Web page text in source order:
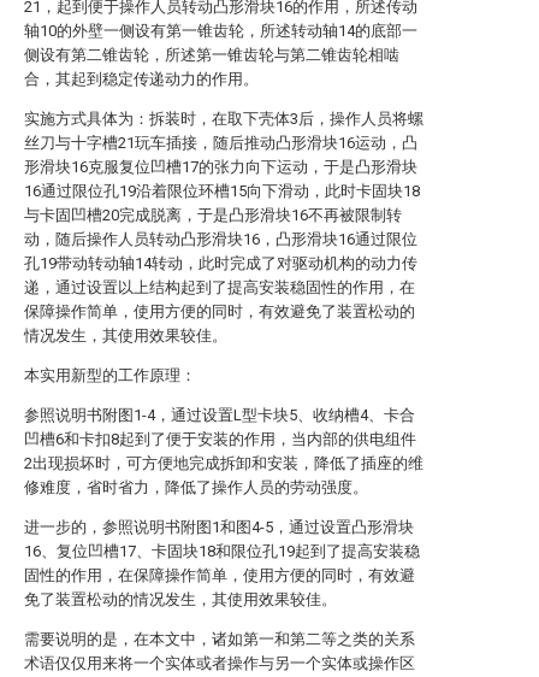
21，起到便于操作人员转动凸形滑块16的作用，所述传动
轴10的外壁一侧设有第一锥齿轮，所述转动轴14的底部一
侧设有第二锥齿轮，所述第一锥齿轮与第二锥齿轮相啮
合，其起到稳定传递动力的作用。
实施方式具体为：拆装时，在取下壳体3后，操作人员将螺
丝刀与十字槽21玩车插接，随后推动凸形滑块16运动，凸
形滑块16克服复位凹槽17的张力向下运动，于是凸形滑块
16通过限位孔19沿着限位环槽15向下滑动，此时卡固块18
与卡固凹槽20完成脱离，于是凸形滑块16不再被限制转
动，随后操作人员转动凸形滑块16，凸形滑块16通过限位
孔19带动转动轴14转动，此时完成了对驱动机构的动力传
递，通过设置以上结构起到了提高安装稳固性的作用，在
保障操作简单，使用方便的同时，有效避免了装置松动的
情况发生，其使用效果较佳。
本实用新型的工作原理：
参照说明书附图1-4，通过设置L型卡块5、收纳槽4、卡合
凹槽6和卡扣8起到了便于安装的作用，当内部的供电组件
2出现损坏时，可方便地完成拆卸和安装，降低了插座的维
修难度，省时省力，降低了操作人员的劳动强度。
进一步的，参照说明书附图1和图4-5，通过设置凸形滑块
16、复位凹槽17、卡固块18和限位孔19起到了提高安装稳
固性的作用，在保障操作简单，使用方便的同时，有效避
免了装置松动的情况发生，其使用效果较佳。
需要说明的是，在本文中，诸如第一和第二等之类的关系
术语仅仅用来将一个实体或者操作与另一个实体或操作区